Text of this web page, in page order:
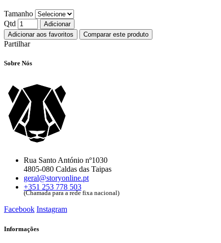
Tamanho
Qtd
Adicionar
Adicionar aos favoritos
Comparar este produto
Partilhar
Sobre Nós
Rua Santo António nº1030
4805-080 Caldas das Taipas
geral@storyonline.pt
+351 253 778 503
(Chamada para a rede fixa nacional)
Facebook Instagram
Informações